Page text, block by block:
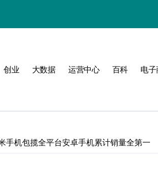
创业 大数据 运营中心 百科 电
手机包揽全平台安卓手机累计销量全第一